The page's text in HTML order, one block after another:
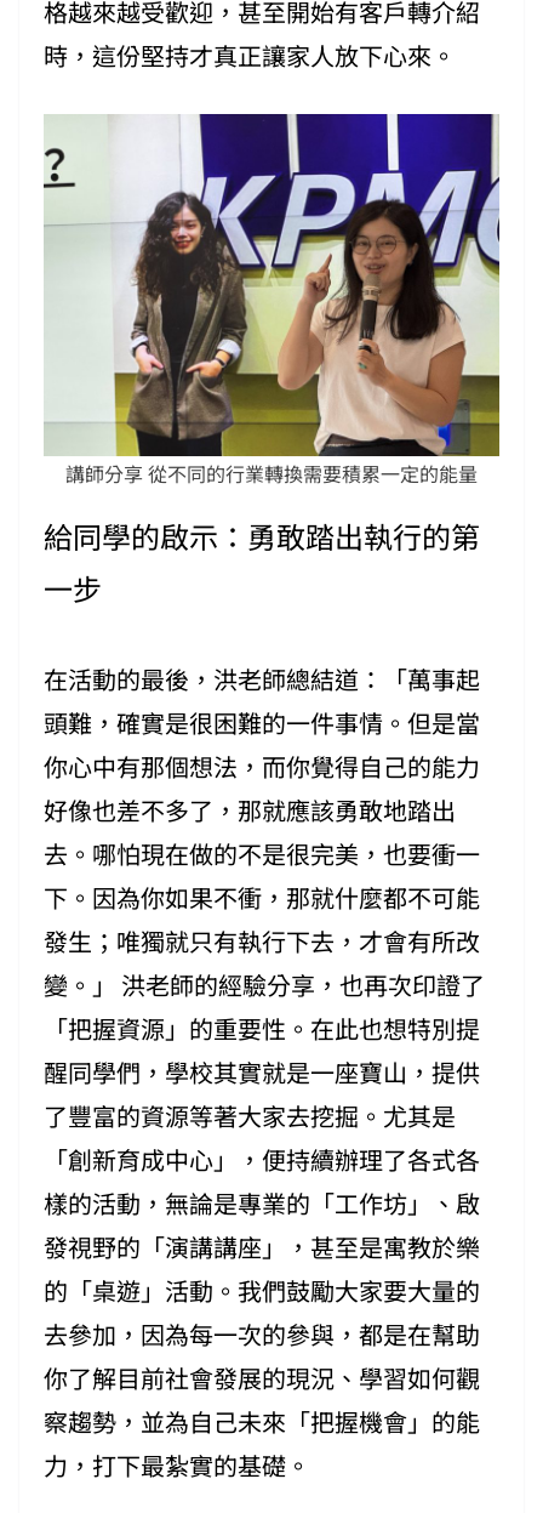
格越來越受歡迎，甚至開始有客戶轉介紹
時，這份堅持才真正讓家人放下心來。
講師分享 從不同的行業轉換需要積累一定的能量
給同學的啟示：勇敢踏出執行的第
一步
在活動的最後，洪老師總結道：「萬事起
頭難，確實是很困難的一件事情。但是當
你心中有那個想法，而你覺得自己的能力
好像也差不多了，那就應該勇敢地踏出
去。哪怕現在做的不是很完美，也要衝一
下。因為你如果不衝，那就什麼都不可能
發生；唯獨就只有執行下去，才會有所改
變。」 洪老師的經驗分享，也再次印證了
「把握資源」的重要性。在此也想特別提
醒同學們，學校其實就是一座寶山，提供
了豐富的資源等著大家去挖掘。尤其是
「創新育成中心」，便持續辦理了各式各
樣的活動，無論是專業的「工作坊」、啟
發視野的「演講講座」，甚至是寓教於樂
的「桌遊」活動。我們鼓勵大家要大量的
去參加，因為每一次的參與，都是在幫助
你了解目前社會發展的現況、學習如何觀
察趨勢，並為自己未來「把握機會」的能
力，打下最紮實的基礎。